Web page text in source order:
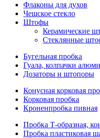
Флаконы для духов
Чешское стекло
Штофы
Керамические
Стеклянные
Бугельная пробка
Гуала, колпачки
Дозаторы и штопоры
Конусная корковая
Корковая пробка
Кроненпробка пивная
Пробка Т-образная,
Пробка пластиковая